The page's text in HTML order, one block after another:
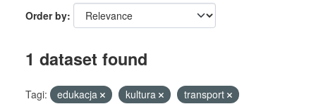
Order by
1 dataset found
Tagi: edukacja kultura
transport